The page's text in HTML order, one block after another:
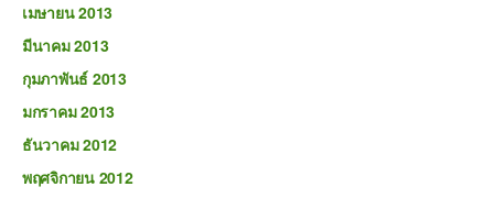
เมษายน 2013
มีนาคม 2013
กุมภาพันธ์ 2013
มกราคม 2013
ธันวาคม 2012
พฤศจิกายน 2012